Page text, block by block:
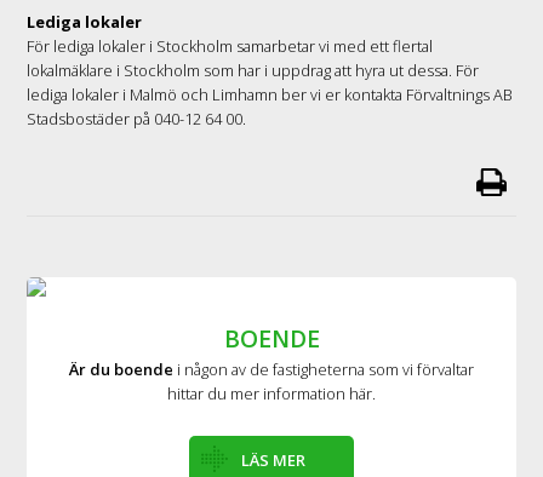
Lediga lokaler
För lediga lokaler i Stockholm samarbetar vi med ett flertal
lokalmäklare i Stockholm som har i uppdrag att hyra ut dessa. För
lediga lokaler i Malmö och Limhamn ber vi er kontakta Förvaltnings AB
Stadsbostäder på 040-12 64 00.
BOENDE
Är du boende i någon av de fastigheterna som vi förvaltar
hittar du mer information här.
LÄS MER